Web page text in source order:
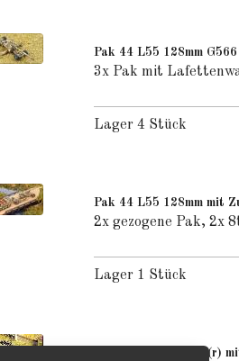
Pak 44 L55 128mm G566
3x Pak mit
Lager 4 Stück
Pak 44 L55 128mm mit
2x gezogene Pak, 2x
Lager 1 Stück
Pak 7,62 cm PAK36(r)